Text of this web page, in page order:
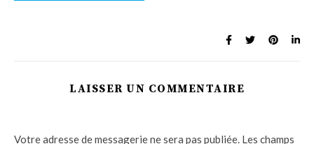
LAISSER UN COMMENTAIRE
Votre adresse de messagerie ne sera pas publiée. Les champs